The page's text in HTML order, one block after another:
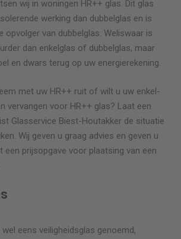
wij in woningen HR++ glas. Dit glas
werking dan dubbelglas en is
opvolger van dubbelglas. Weliswaar is
dan enkelglas of dubbelglas, maar
en dwars terug op uw energierekening.
met uw HR++ ruit of wilt u uw enkel-
vervangen voor HR++ glas? Laat een
Glasservice Biest-Houtakkerde situatie
Wij geven u graag advies en geven u
een prijsopgave voor plaatsing van een
eens veiligheidsglas genoemd,